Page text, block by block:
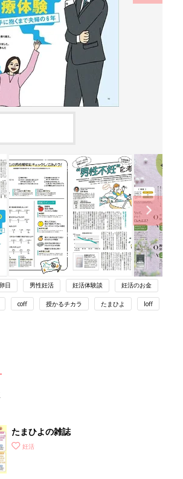
日 男性妊活 妊活体験談 妊活のお金
coff 授かるチカラ たまひよ loff
たまひよの雑誌
妊活